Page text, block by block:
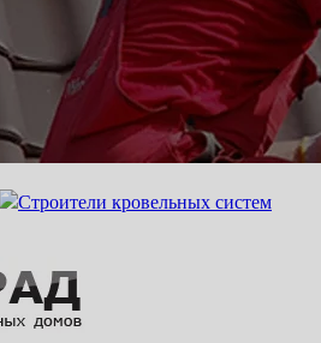
Строители кровельных систем